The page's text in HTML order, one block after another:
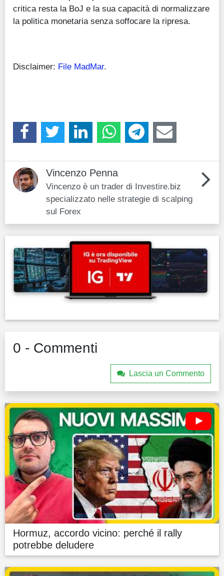
critica resta la BoJ e la sua capacità di normalizzare
la politica monetaria senza soffocare la ripresa.
Disclaimer: File MadMar.
Vincenzo Penna
Vincenzo è un trader di Investire.biz
specializzato nelle strategie di scalping
sul Forex
0 - Commenti
Lascia un Commento
Hormuz, accordo vicino: perché il rally
potrebbe deludere